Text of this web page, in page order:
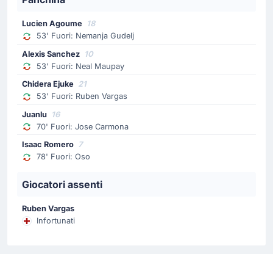
70'
Juanlu
Luis Garcia realizza il suo quarto cambio con Juanlu
che rimpiazza Jose Carmona.
70'
Sostituzione
Aurelien Tchouameni
la squadra in trasferta.
Sostituzione
Franco Mastantuono
Lucien Agoume 18
53' Fuori: Nemanja Gudelj
Alexis Sanchez 10
53' Fuori: Neal Maupay
Chidera Ejuke 21
53' Fuori: Ruben Vargas
Juanlu 16
70' Fuori: Jose Carmona
Isaac Romero 7
78' Fuori: Oso
Giocatori assenti
Ruben Vargas
Infortunati